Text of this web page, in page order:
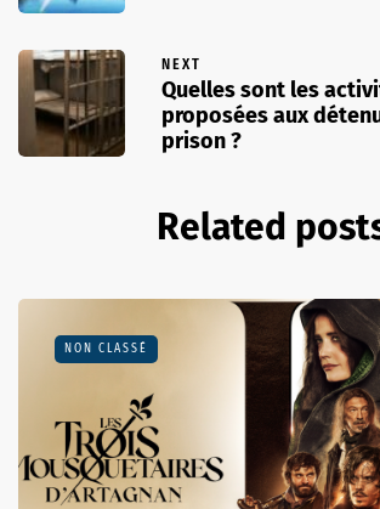
NEXT
Quelles sont les
proposées aux
prison ?
Related
NON CLASSÉ